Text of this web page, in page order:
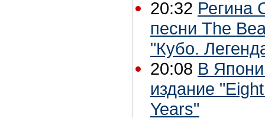
20:32 Регина
песни The
"Кубо.
20:08 В
издание
Years"